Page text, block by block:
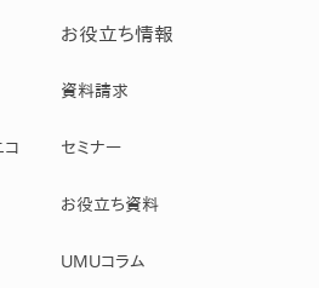
コ
お役立ち情報
資料請求
セミナー
お役立ち資料
UMUコラム